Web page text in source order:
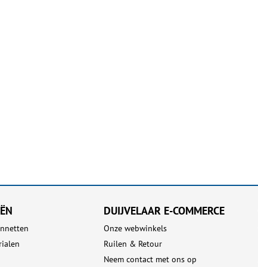
DUIJVELAAR E-COMMERCE
Onze webwinkels
Ruilen & Retour
Neem contact met ons op